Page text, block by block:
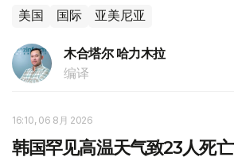
美国 国际 亚美尼亚
木合塔尔 哈力木拉
编译
16:10, 06 8月 2026
韩国罕见高温天气致23人死亡